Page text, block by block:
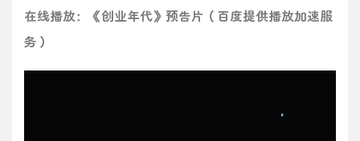
在线播放：《创业年代》预告片（百度提供播放加速服
务）